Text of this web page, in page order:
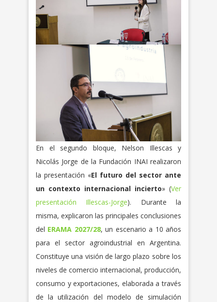
En el segundo bloque, Nelson Illescas y
Nicolás Jorge de la Fundación INAI realizaron
la presentación «El futuro del sector ante
un contexto internacional incierto» (Ver
presentación Illescas-Jorge). Durante la
misma, explicaron las principales conclusiones
del ERAMA 2027/28, un escenario a 10 años
para el sector agroindustrial en Argentina.
Constituye una visión de largo plazo sobre los
niveles de comercio internacional, producción,
consumo y exportaciones, elaborada a través
de la utilización del modelo de simulación